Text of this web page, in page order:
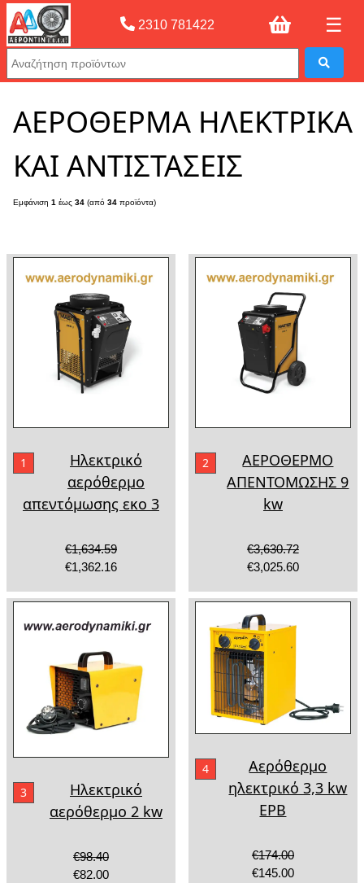
Αρχική σελίδας»ΑΕΡΟΘΕΡΜΑ ΗΛΕΚΤΡΙΚΑ ΚΑΙ ΑΝΤΙΣΤΑΣΕΙΣ
2310 781422 ☰
ΑΕΡΟΘΕΡΜΑ ΗΛΕΚΤΡΙΚΑ
ΚΑΙ ΑΝΤΙΣΤΑΣΕΙΣ
Εμφάνιση 1 έως 34 (από 34 προϊόντα)
1
Ηλεκτρικό
αερόθερμο
απεντόμωσης εκο 3
€1,634.59
€1,362.16
2
ΑΕΡΟΘΕΡΜΟ
ΑΠΕΝΤΟΜΩΣΗΣ 9
kw
€3,630.72
€3,025.60
3
Ηλεκτρικό
αερόθερμο 2 kw
€98.40
€82.00
4
Αερόθερμο
ηλεκτρικό 3,3 kw
EPB
€174.00
€145.00